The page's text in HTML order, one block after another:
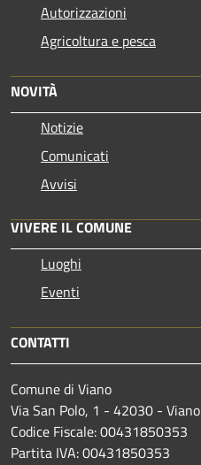
Autorizzazioni
Agricoltura e pesca
NOVITÀ
Notizie
Comunicati
Avvisi
VIVERE IL COMUNE
Luoghi
Eventi
CONTATTI
Comune di Viano
Via San Polo, 1 - 42030 - Viano
Codice Fiscale: 00431850353
Partita IVA: 00431850353